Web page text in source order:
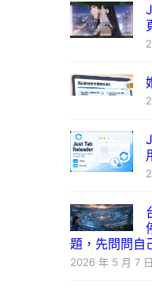
題，先問問自
2026 年 5 月 7 日